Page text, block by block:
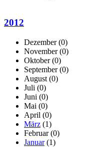
2012
Dezember(0)
November(0)
Oktober(0)
September(0)
August (0)
Juli (0)
Juni (0)
Mai (0)
April (0)
März (1)
Februar(0)
Januar (1)